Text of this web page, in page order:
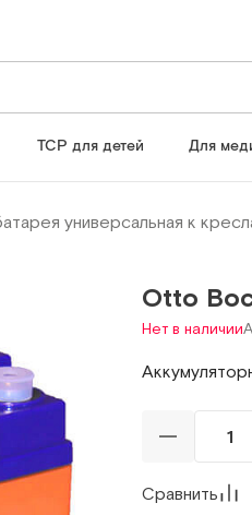
ТСР для детей Для
универсальная к
Otto
Нет в наличии
Сравнить